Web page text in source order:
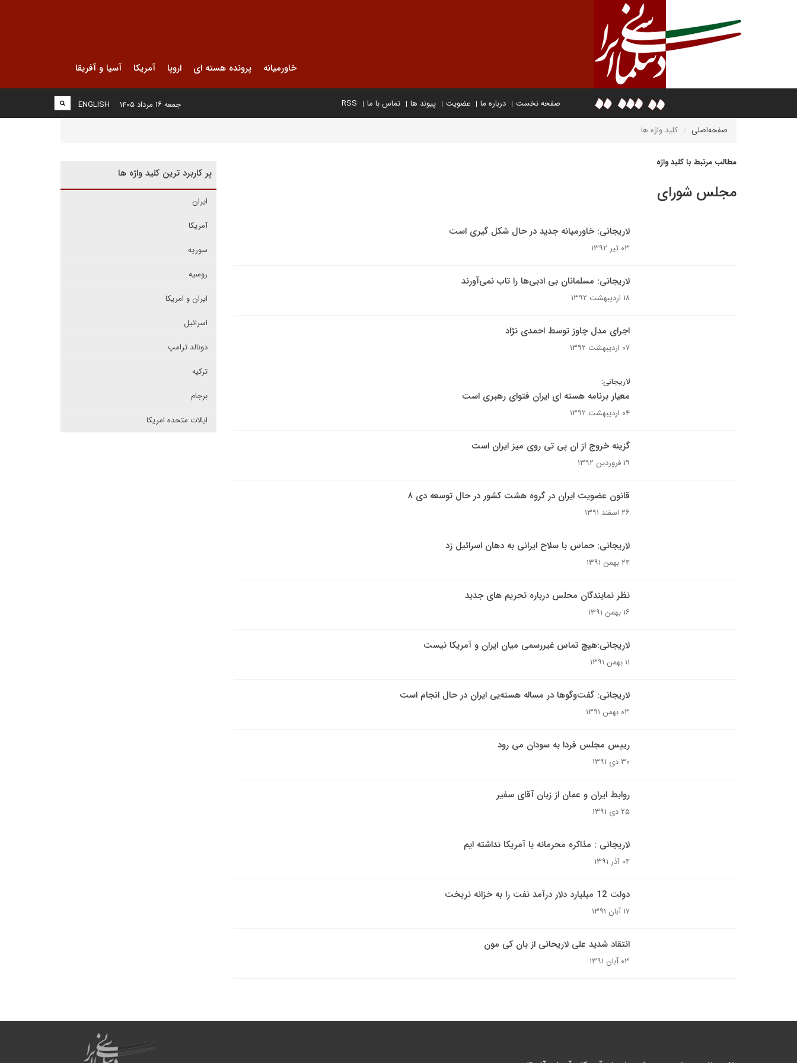
خاورمیانه پرونده هسته ای اروپا آمریکا آسیا و آفریقا
صفحه نخست درباره ما عضویت پیوند ها تماس با ما RSS
ENGLISH جمعه ۱۶ مرداد ۱۴۰۵
صفحه‌اصلی کلید واژه ها
مطالب مرتبط با کلید واژه
مجلس شورای
لاریجانی: خاورمیانه جدید در حال شکل گیری است
۰۳ تیر ۱۳۹۲
لاریجانی: مسلمانان بی ادبی‌ها را تاب نمی‌آورند
۱۸ اردیبهشت ۱۳۹۲
اجرای مدل چاوز توسط احمدی نژاد
۰۷ اردیبهشت ۱۳۹۲
لاریجانی:
معیار برنامه هسته‌ ای ایران فتوای رهبری است
۰۴ اردیبهشت ۱۳۹۲
گزینه خروج از ان پی تی روی میز ایران است
۱۹ فروردین ۱۳۹۲
قانون عضویت ایران در گروه هشت کشور در حال توسعه دی ۸
۲۶ اسفند ۱۳۹۱
لاریجانی: حماس با سلاح ایرانی به دهان اسرائیل زد
۲۴ بهمن ۱۳۹۱
نظر نمایندگان محلس درباره تحریم های جدید
۱۶ بهمن ۱۳۹۱
لاریجانی:هیچ تماس‌ غیررسمی میان ایران و آمریکا نیست
۱۱ بهمن ۱۳۹۱
لاریجانی: گفت‌وگوها در مساله هسته‌یی ایران در حال انجام است
۰۳ بهمن ۱۳۹۱
رییس مجلس فردا به سودان می رود
۳۰ دی ۱۳۹۱
روابط ایران و عمان از زبان آقای سفیر
۲۵ دی ۱۳۹۱
لاریجانی : مذاکره محرمانه با آمریکا نداشته ایم
۰۴ آذر ۱۳۹۱
دولت 12 میلیارد دلار درآمد نفت را به خزانه نریخت
۱۷ آبان ۱۳۹۱
انتقاد شدید علی لاریحانی از بان کی مون
۰۳ آبان ۱۳۹۱
پر کاربرد ترین کلید واژه ها
ایران
آمریکا
سوریه
روسیه
ایران و امریکا
اسرائیل
دونالد ترامپ
ترکیه
برجام
ایالات متحده امریکا